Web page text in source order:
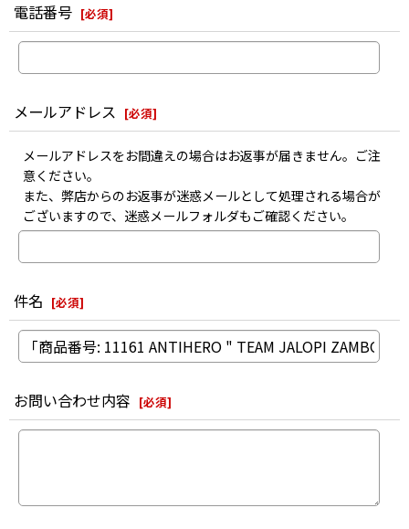
電話番号 [必須]
メールアドレス [必須]
メールアドレスをお間違えの場合はお返事が届きません。ご注
意ください。
また、弊店からのお返事が迷惑メールとして処理される場合が
ございますので、迷惑メールフォルダもご確認ください。
件名 [必須]
お問い合わせ内容 [必須]